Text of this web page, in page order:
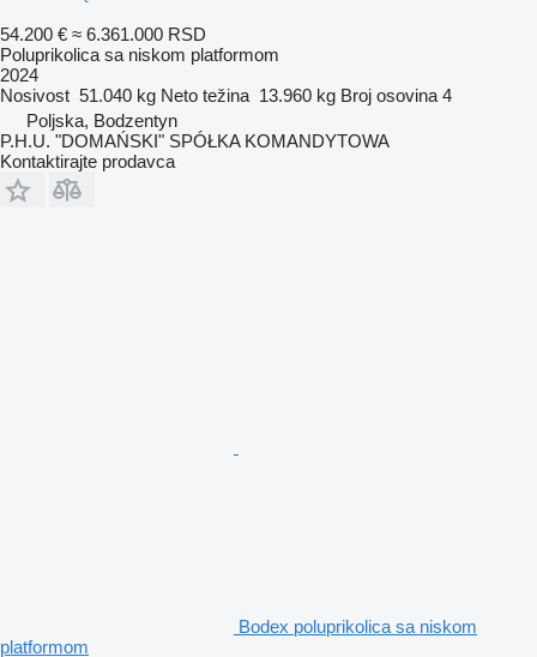
54.200 € ≈ 6.361.000 RSD
Poluprikolica sa niskom platformom
2024
Nosivost 51.040 kg Neto težina 13.960 kg Broj osovina 4
Poljska, Bodzentyn
P.H.U. "DOMAŃSKI" SPÓŁKA KOMANDYTOWA
Kontaktirajte prodavca
Bodex poluprikolica sa niskom
platformom